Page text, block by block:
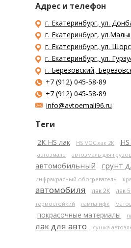
Адрес и телефон
г. Екатеринбург, ул.
г. Екатеринбург,
г. Екатеринбург, ул.
г. Екатеринбург, ул.
г. Березовский,
+7 (912) 045-58-89
+7 (912) 045-58-89
info@avtoemali96.ru
Теги
2К HS лак HS VOC лак 2К
автоэмаль
автоэмаль для
автомобильный
грунт
инфракрасный обогреватель
автомобиля
лак 2К лак
термостойкий
лампа ифк
покрасочные материалы
лак для авто
сушка